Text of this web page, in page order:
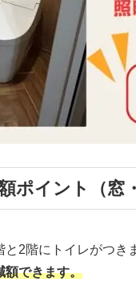
ポイント（窓
2階にトイレがつき
額できます。